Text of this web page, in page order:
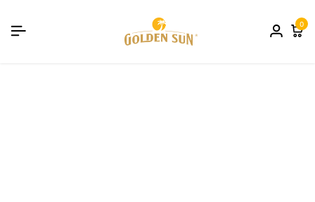
Envíos Gratis en Pedido Mayores a $799 MXN
0